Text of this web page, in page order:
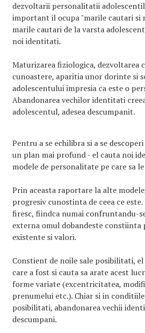
dezvoltarii personalitatii
important il ocupa "marile cautari si
marile cautari de la varsta
noi identitati.
Maturizarea fiziologica, dezvoltarea
cunoastere, aparitia unor dorinte si
adolescentului impresia ca este o
Abandonarea vechilor identitati
adolescentul, adesea descumpanit.
Pentru a se echilibra si a se
un plan mai profund - el cauta noi
modele de personalitate pe care sa
Prin aceasta raportare la alte
progresiv cunostinta de ceea ce
firesc, fiindca numai confruntandu-
externa omul dobandeste constiinta
existente si valori.
Constient de noile sale posibilitati,
care a fost si cauta sa arate acest
forme variate (excentricitatea,
prenumelui etc.). Chiar si in
posibilitati, abandonarea vechii
descumpani.